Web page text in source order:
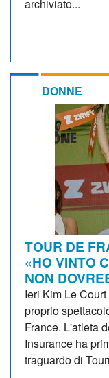
archiviato...
DONNE
TOUR DE
«HO VINTO
NON
Ieri Kim Le
proprio
France. L'atleta
Insurance ha
traguardo di